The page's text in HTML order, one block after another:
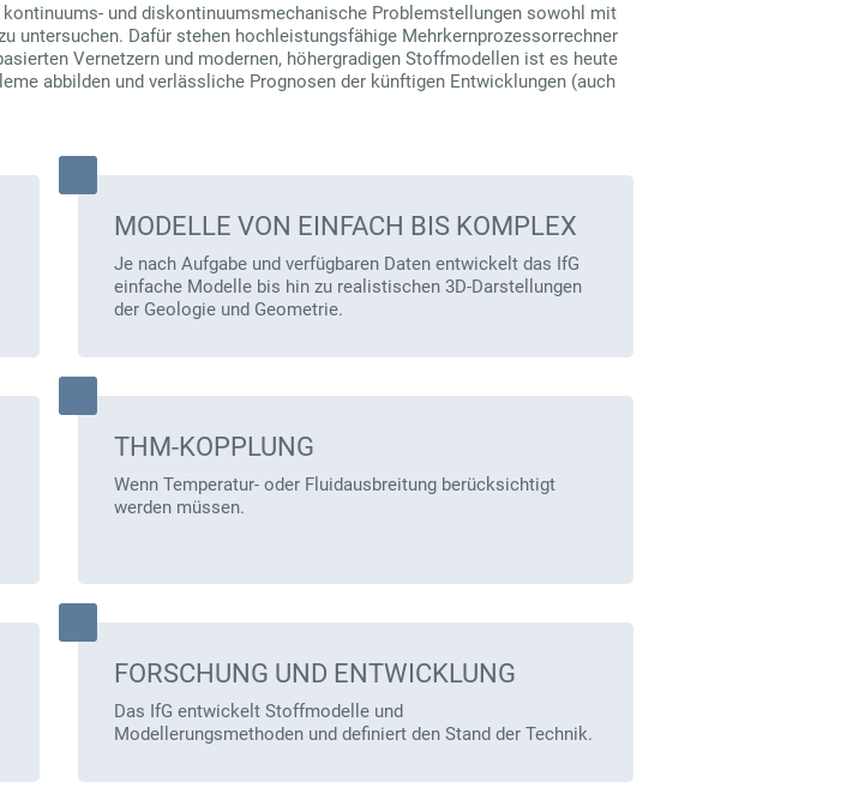
und diskontinuumsmechanische Problemstellungen sowohl mit
untersuchen. Dafür stehen hochleistungsfähige Mehrkernprozessorrechner
Vernetzern und modernen, höhergradigen Stoffmodellen ist es heute
abbilden und verlässliche Prognosen der künftigen Entwicklungen (auch
MODELLE VON EINFACH BIS KOMPLEX
Je nach Aufgabe und verfügbaren Daten entwickelt das IfG
einfache Modelle bis hin zu realistischen 3D-Darstellungen
der Geologie und Geometrie.
THM-KOPPLUNG
Wenn Temperatur- oder Fluidausbreitung berücksichtigt
werden müssen.
FORSCHUNG UND ENTWICKLUNG
Das IfG entwickelt Stoffmodelle und
Modellerungsmethoden und definiert den Stand der Technik.